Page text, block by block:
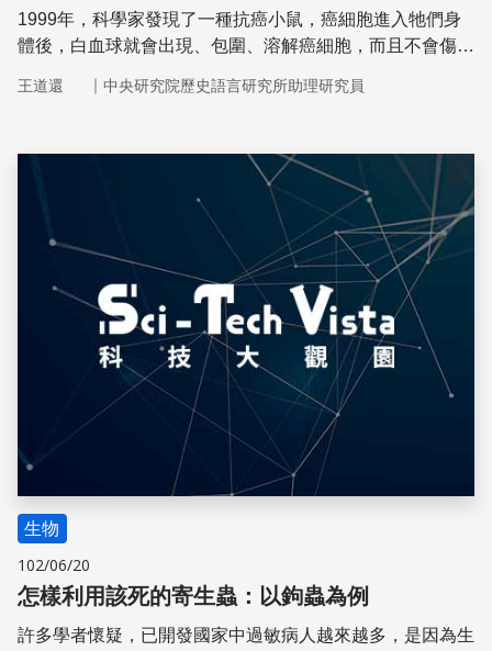
1999年，科學家發現了一種抗癌小鼠，癌細胞進入牠們身
體後，白血球就會出現、包圍、溶解癌細胞，而且不會傷害
王道還 ｜ 中央研究院歷史語言研究所助理研究員
儲存
生物
102/06/20
怎樣利用該死的寄生蟲：以鉤蟲為例
許多學者懷疑，已開發國家中過敏病人越來越多，是因為生